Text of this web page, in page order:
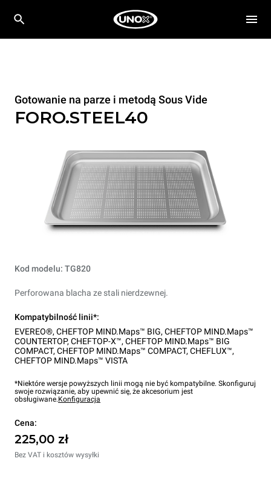
Gotowanie na parze i metodą Sous Vide
FORO.STEEL40
Kod modelu: TG820
Perforowana blacha ze stali nierdzewnej.
Kompatybilność linii*:
EVEREO®, CHEFTOP MIND.Maps™ BIG, CHEFTOP MIND.Maps™
COUNTERTOP, CHEFTOP-X™, CHEFTOP MIND.Maps™ BIG
COMPACT, CHEFTOP MIND.Maps™ COMPACT, CHEFLUX™,
CHEFTOP MIND.Maps™ VISTA
*Niektóre wersje powyższych linii mogą nie być kompatybilne. Skonfiguruj
swoje rozwiązanie, aby upewnić się, że akcesorium jest
obsługiwane.Konfiguracja
Cena:
225,00 zł
Bez VAT i kosztów wysyłki